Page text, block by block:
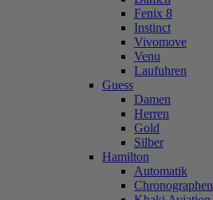
Fenix 8
Instinct
Vivomove
Venu
Laufuhren
Guess
Damen
Herren
Gold
Silber
Hamilton
Automatik
Chronographen